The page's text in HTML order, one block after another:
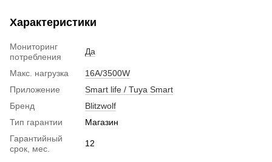
Характеристики
Мониторинг
потребления
Да
Макс. нагрузка
16A/3500W
Приложение
Smart life / Tuya Smart
Бренд
Blitzwolf
Тип гарантии
Магазин
Гарантийный
срок, мес.
12